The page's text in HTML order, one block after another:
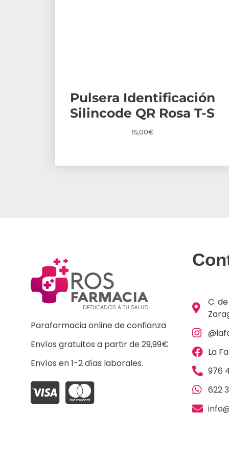
Pulsera Identificación
Silincode QR Rosa T-S
15,00€
Parafarmacia online de confianza
Envíos gratuitos a partir de 29,99€
Envíos en 1-2 días laborales.
C.
La
976
622